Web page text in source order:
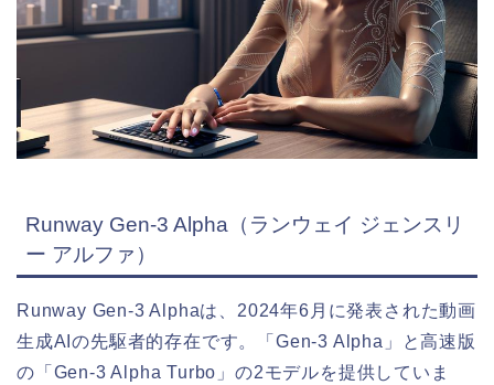
Runway Gen-3 Alpha（ランウェイ ジェンスリ
ー アルファ）
Runway Gen-3 Alphaは、2024年6月に発表された動画
生成AIの先駆者的存在です。「Gen-3 Alpha」と高速版
の「Gen-3 Alpha Turbo」の2モデルを提供していま